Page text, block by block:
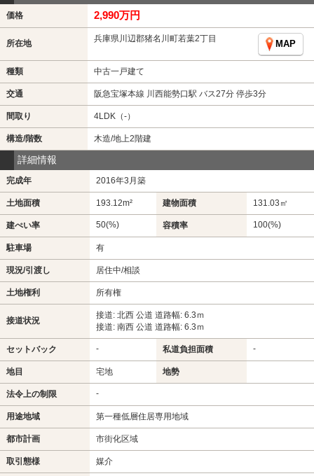
価格 2,990万円
所在地 兵庫県川辺郡猪名川町若葉2丁目
MAP
種類 中古一戸建て
交通 阪急宝塚本線 川西能勢口駅 バス27分 停歩3分
間取り 4LDK（-）
構造/階数 木造/地上2階建
詳細情報
完成年 2016年3月築
土地面積 193.12m² 建物面積 131.03㎡
建ぺい率 50(%) 容積率 100(%)
駐車場 有
現況/引渡し 居住中/相談
土地権利 所有権
接道状況
接道: 北西 公道 道路幅: 6.3ｍ
接道: 南西 公道 道路幅: 6.3ｍ
セットバック - 私道負担面積 -
地目 宅地 地勢
法令上の制限 -
用途地域 第一種低層住居専用地域
都市計画 市街化区域
取引態様 媒介